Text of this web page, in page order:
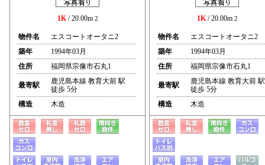
1K/ 20.00m 2
物件名
エスコートオータニ2
築年
1994年03月
住所
福岡県宗像市石丸1
最寄駅
鹿児島本線 教育大前 駅
徒歩 5分
構造
木造
1K/ 20.00m 2
物件名
エスコートオータニ2
築年
1994年03月
住所
福岡県宗像市石丸1
最寄駅
鹿児島本線 教育大前 駅
徒歩 5分
構造
木造